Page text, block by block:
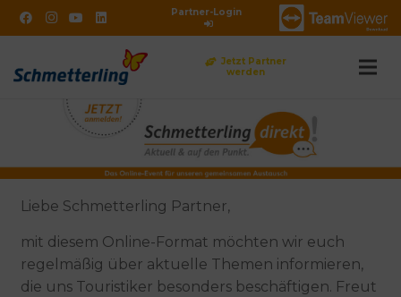
Partner-Login
Jetzt Partner
werden
Liebe Schmetterling Partner,
mit diesem Online-Format möchten wir euch
regelmäßig über aktuelle Themen informieren,
die uns Touristiker besonders beschäftigen. Freut